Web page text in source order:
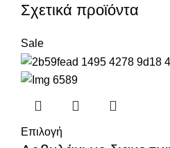
Σχετικά προϊόντα
Sale
Επιλογή